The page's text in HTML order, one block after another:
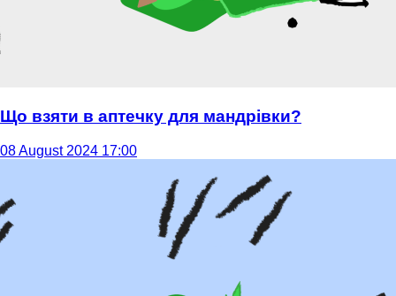
Що взяти в аптечку для мандрівки?
08 August 2024 17:00